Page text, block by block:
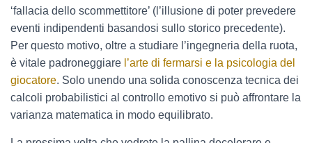
‘fallacia dello scommettitore’ (l’illusione di poter prevedere
eventi indipendenti basandosi sullo storico precedente).
Per questo motivo, oltre a studiare l’ingegneria della ruota,
è vitale padroneggiare l’arte di fermarsi e la psicologia del
giocatore. Solo unendo una solida conoscenza tecnica dei
calcoli probabilistici al controllo emotivo si può affrontare la
varianza matematica in modo equilibrato.